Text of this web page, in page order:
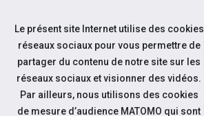
Aller au contenu
Le présent site Internet utilise des cookies
réseaux sociaux pour vous permettre de
partager du contenu de notre site sur les
réseaux sociaux et visionner des vidéos.
Par ailleurs, nous utilisons des cookies
de mesure d’audience MATOMO qui sont